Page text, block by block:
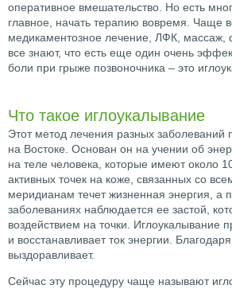
оперативное вмешательство. Но есть
главное, начать терапию вовремя. Чаще
медикаментозное лечение, ЛФК,
все знают, что есть еще один очень
боли при грыже позвоночника – это
Что такое иглоукалывание
Этот метод лечения разных заболеваний
на Востоке. Основан он на учении об
на теле человека, которые имеют около
активных точек на коже, связанных со
меридианам течет жизненная энергия, а
заболеваниях наблюдается ее застой,
воздействием на точки. Иглоукалывание
и восстанавливает ток энергии.
выздоравливает.
Сейчас эту процедуру чаще называют